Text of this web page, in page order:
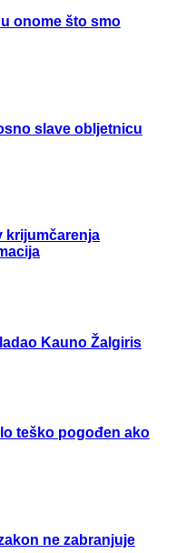
onome što smo
slave obljetnicu
krijumčarenja
Kauno Žalgiris
teško pogođen ako
ne zabranjuje